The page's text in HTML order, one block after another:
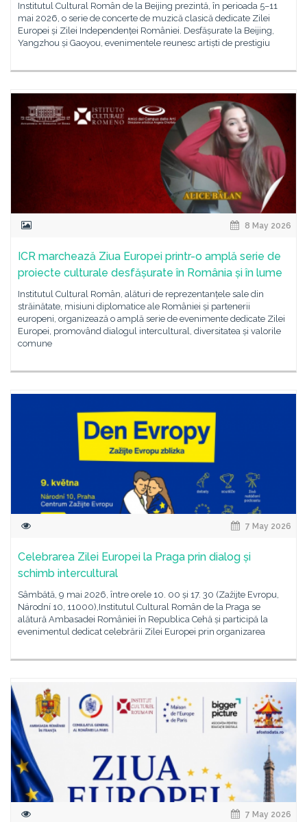
Institutul Cultural Român de la Beijing prezintă, în perioada 5–11
mai 2026, o serie de concerte de muzică clasică dedicate Zilei
Europei și Zilei Independenței României. Desfășurate la Beijing,
Yangzhou și Gaoyou, evenimentele reunesc artiști de prestigiu
8 May 2026
ICR marchează Ziua Europei printr-o amplă serie de
proiecte culturale desfășurate în România și în lume
Institutul Cultural Român, alături de reprezentanțele sale din
străinătate, misiuni diplomatice ale României și partenerii
europeni, organizează o amplă serie de evenimente dedicate Zilei
Europei, promovând dialogul intercultural, diversitatea și valorile
comune
7 May 2026
Celebrarea Zilei Europei la Praga prin dialog și
schimb intercultural
Sâmbătă, 9 mai 2026, între orele 10. 00 și 17. 30 (Zažijte Evropu,
Národní 10, 11000),Institutul Cultural Român de la Praga se
alătură Ambasadei României în Republica Cehă și participă la
evenimentul dedicat celebrării Zilei Europei prin organizarea
7 May 2026